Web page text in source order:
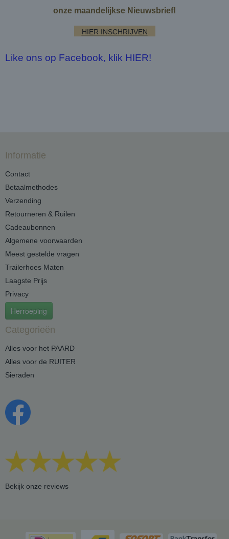
onze maandelijkse Nieuwsbrief!
HIER INSCHRIJVEN
Like ons op Facebook, klik HIER!
Informatie
Contact
Betaalmethodes
Verzending
Retourneren & Ruilen
Cadeaubonnen
Algemene voorwaarden
Meest gestelde vragen
Trailerhoes Maten
Laagste Prijs
Privacy
Herroeping
Categorieën
Alles voor het PAARD
Alles voor de RUITER
Sieraden
Bekijk onze reviews